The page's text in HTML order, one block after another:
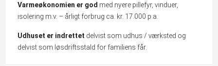
Varmeøkonomien er god med nyere pillefyr, vinduer,
isolering m.v. – årligt forbrug ca. kr. 17.000 p.a.
Udhuset er indrettet delvist som udhus / værksted og
delvist som løsdriftsstald for familiens får.